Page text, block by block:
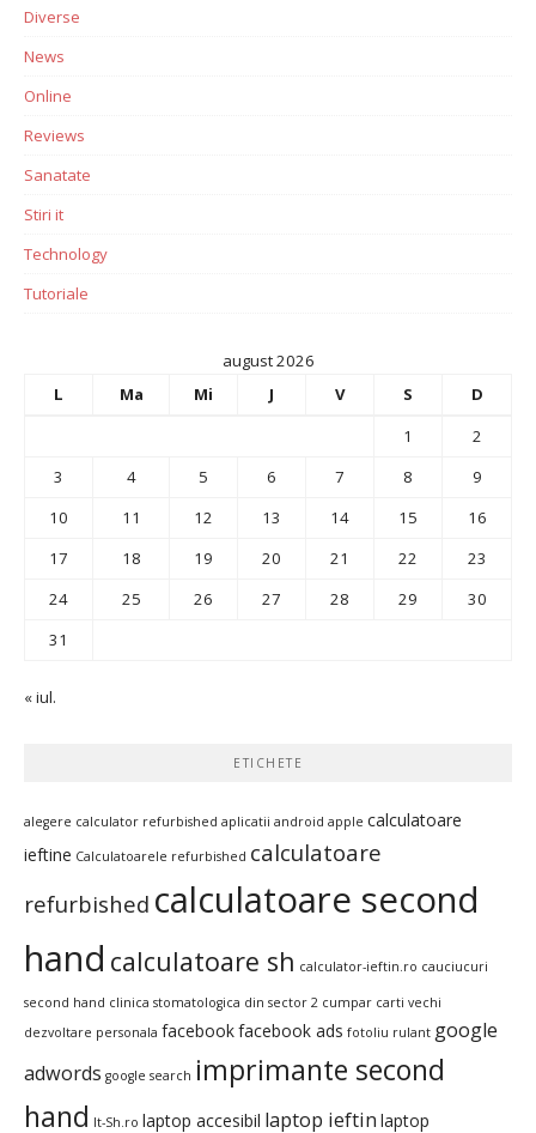
Diverse
News
Online
Reviews
Sanatate
Stiri it
Technology
Tutoriale
august 2026
L
Ma Mi J V S
D
1
2
3
4 5 6 7 8
9
10
11 12 13 14 15
16
17
18 19 20 21 22
23
24
25 26 27 28 29
30
31
« iul.
ETICHETE
alegere calculator refurbished aplicatii android apple calculatoare
ieftine Calculatoarele refurbished calculatoare
refurbished calculatoare second
hand calculatoare sh calculator-ieftin.ro cauciucuri
second hand clinica stomatologica din sector 2 cumpar carti vechi
dezvoltare personala facebookfacebook ads fotoliu rulant google
adwords google search imprimante second
hand It-Sh.ro laptop accesibil laptop ieftin laptop